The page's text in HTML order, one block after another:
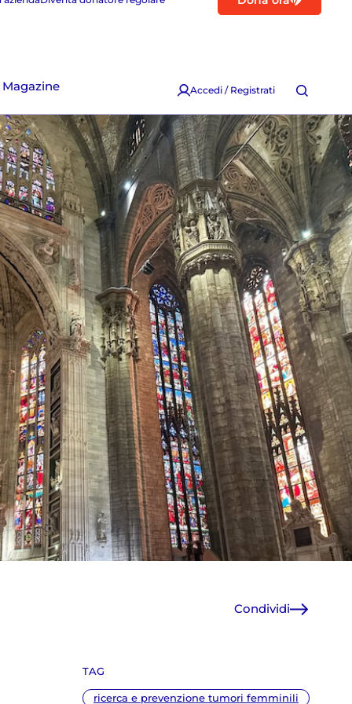
Magazine Accedi / Registrati
Condividi
E-Mail
TAG
ricerca e prevenzione tumori femminili